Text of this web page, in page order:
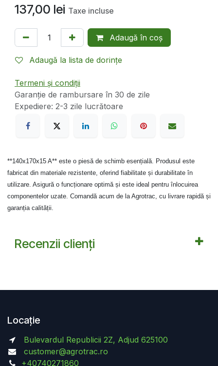
137,00 lei Taxe incluse
Adaugă în coș
Adaugă la lista de dorințe
Termeni și condiții
Garanție de rambursare în 30 de zile
Expediere: 2-3 zile lucrătoare
**140x170x15 A** este o piesă de schimb esențială. Produsul este
fabricat din materiale rezistente, oferind fiabilitate și durabilitate în
utilizare. Asigură o funcționare optimă și este ideal pentru înlocuirea
componentelor uzate. Comandă acum de la Agrotrac, cu livrare rapidă și
garanția calității.
Recenzii clienți
Locație
Bulevardul Republicii 2Z, Adjud 625100
customer@agrotrac.ro
+40740271860